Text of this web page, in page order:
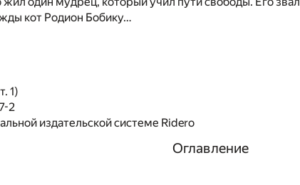
кот Родион Бобику…
1)
2
издательской системе Ridero
Оглавление